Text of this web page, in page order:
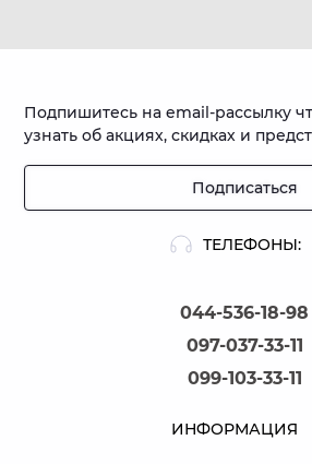
ТЕЛЕФОНЫ:
044-536-18-98
097-037-33-11
099-103-33-11
Подпишитесь на email-рассылку
узнать об акциях, скидках и
Подписаться
ИНФОРМАЦИЯ